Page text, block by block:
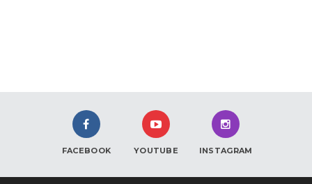
FACEBOOK YOUTUBE INSTAGRAM